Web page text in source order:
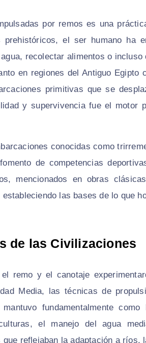
por remos es una
prehistóricos, el ser humano ha
recolectar alimentos o
en regiones del Antiguo
primitivas que se
y supervivencia fue el motor
conocidas como
de competencias
mencionados en obras
las bases de lo que
de las Civilizaciones
remo y el canotaje
Media, las técnicas de
fundamentalmente
el manejo del agua
reflejaban la adaptación a